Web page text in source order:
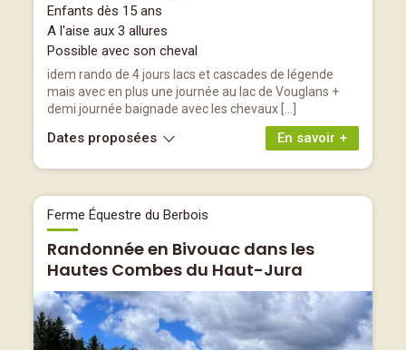
Enfants dès 15 ans
A l'aise aux 3 allures
Possible avec son cheval
idem rando de 4 jours lacs et cascades de légende
mais avec en plus une journée au lac de Vouglans +
demi journée baignade avec les chevaux […]
En savoir +
Dates proposées
Ferme Équestre du Berbois
Randonnée en Bivouac dans les
Hautes Combes du Haut-Jura